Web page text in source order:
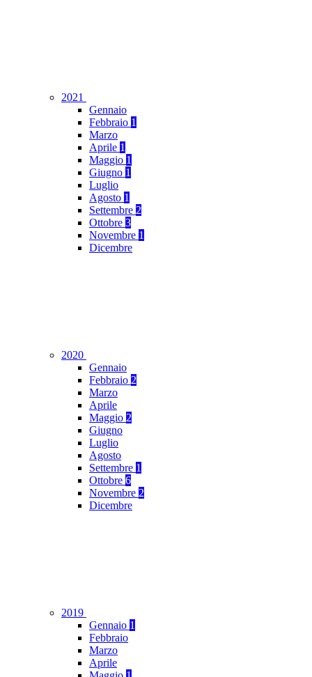
2021
Gennaio
Febbraio 1
Marzo
Aprile 1
Maggio 1
Giugno 1
Luglio
Agosto 1
Settembre 2
Ottobre 3
Novembre 1
Dicembre
2020
Gennaio
Febbraio 2
Marzo
Aprile
Maggio 2
Giugno
Luglio
Agosto
Settembre 1
Ottobre 6
Novembre 2
Dicembre
2019
Gennaio 1
Febbraio
Marzo
Aprile